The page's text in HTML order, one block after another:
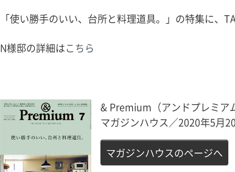
「使い勝手のいい、台所と料理道具。」の特集に、
N様邸の詳細はこちら
& Premium（アンドプレミア
マガジンハウス／2020年5月
マガジンハウスのページへ